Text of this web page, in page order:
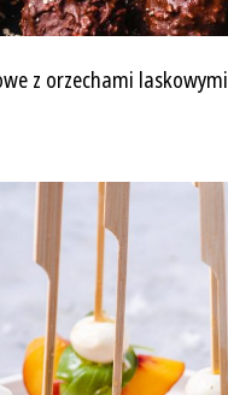
z orzechami laskowymi